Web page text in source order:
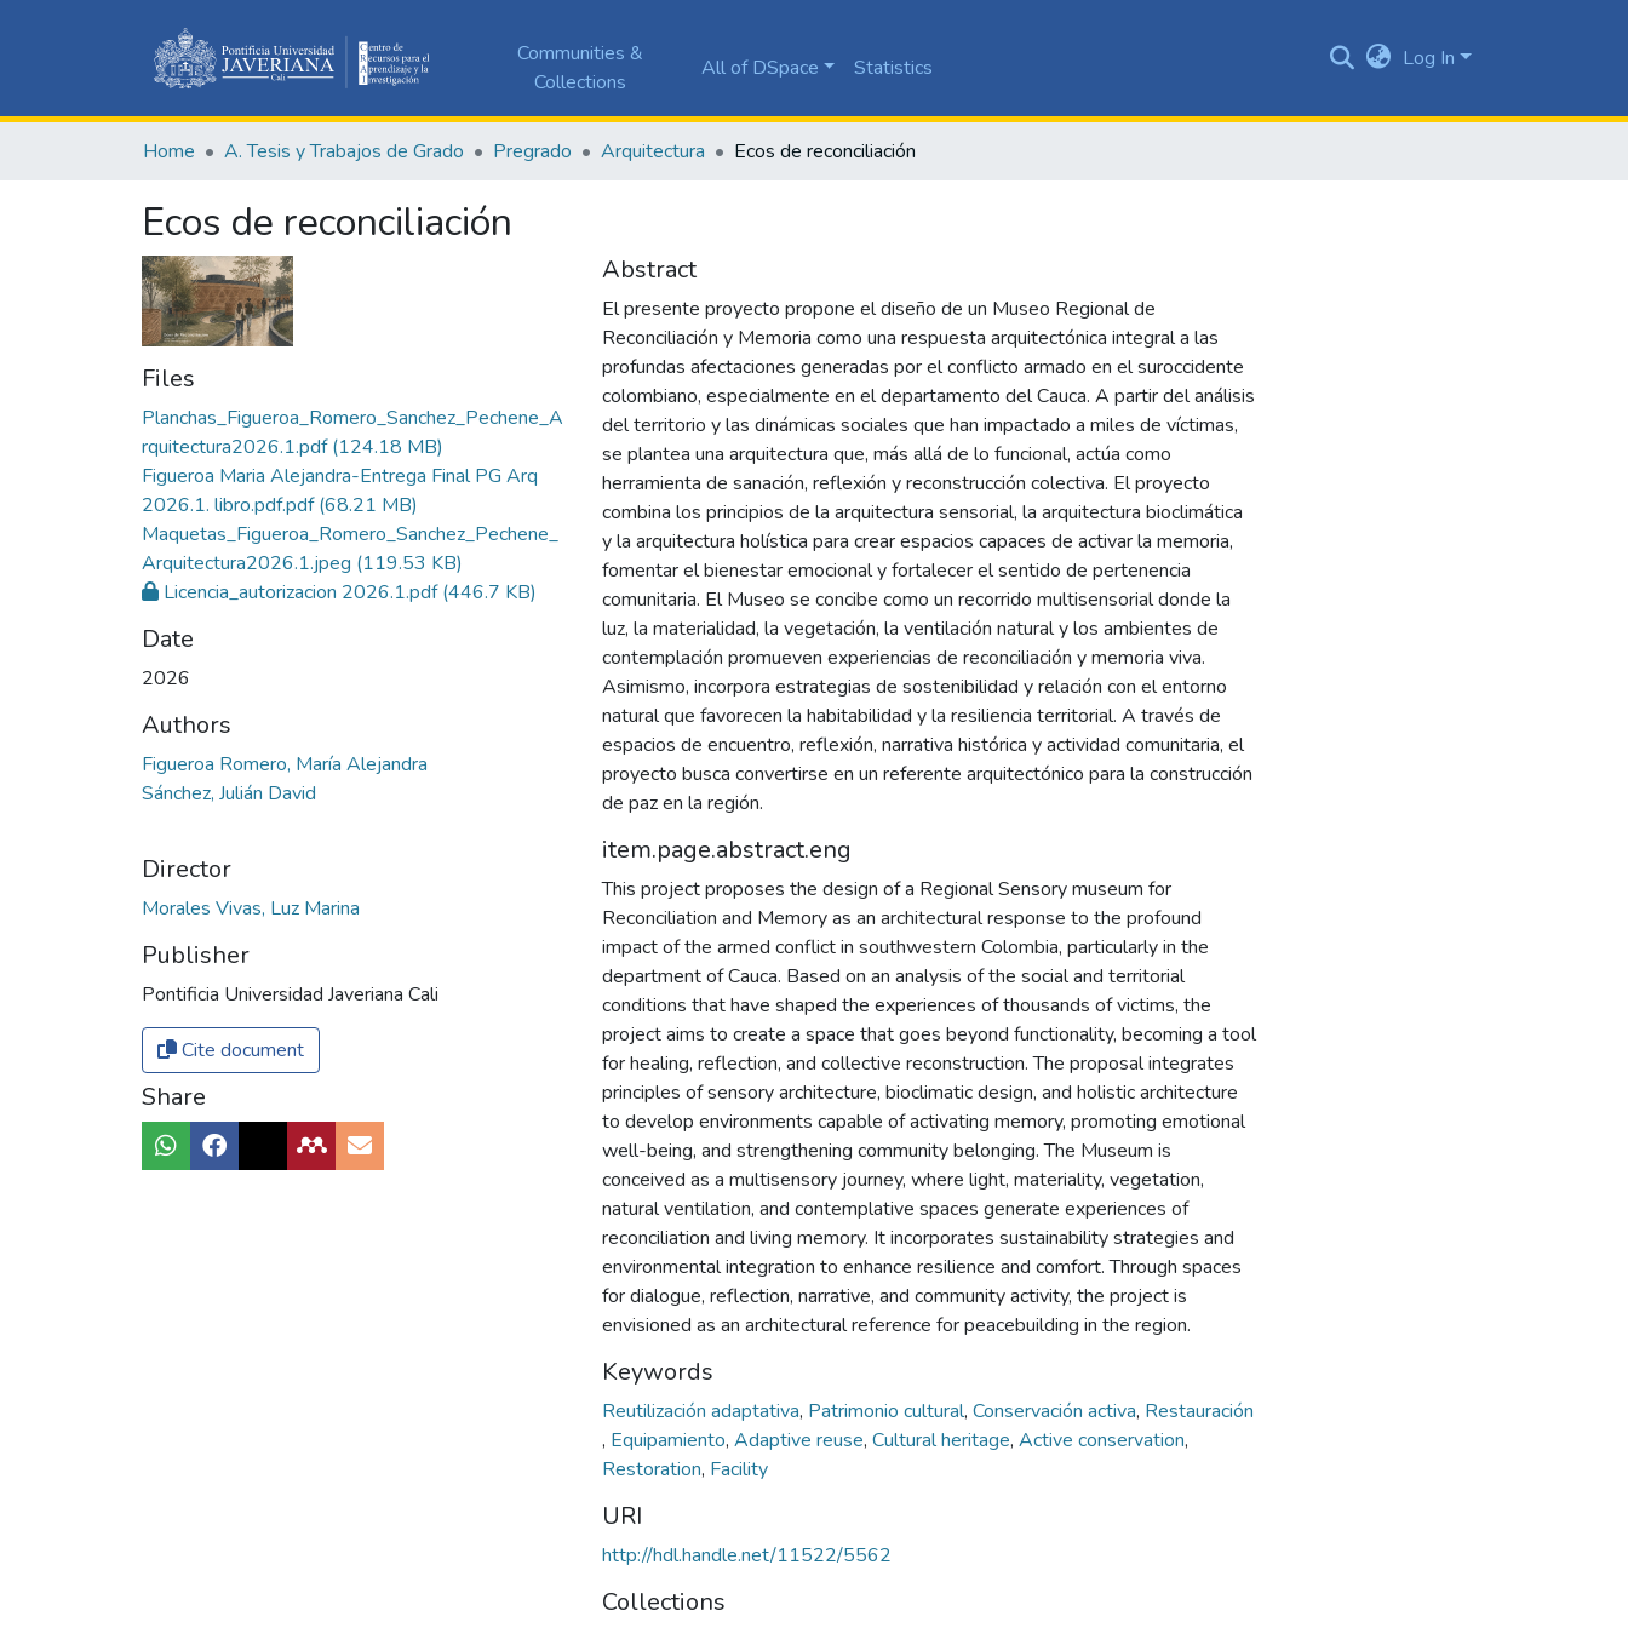
Communities &
Collections
All of DSpace Statistics Log In
Home A. Tesis y Trabajos de Grado Pregrado Arquitectura Ecos de reconciliación
Ecos de reconciliación
Files
Planchas_Figueroa_Romero_Sanchez_Pechene_A
rquitectura2026.1.pdf(124.18 MB)
Figueroa Maria Alejandra-Entrega Final PG Arq
2026.1. libro.pdf.pdf(68.21 MB)
Maquetas_Figueroa_Romero_Sanchez_Pechene_
Arquitectura2026.1.jpeg (119.53 KB)
Licencia_autorizacion 2026.1.pdf(446.7 KB)
Date
2026
Authors
Figueroa Romero, María Alejandra
Sánchez, Julián David
Director
Morales Vivas, Luz Marina
Publisher
Pontificia Universidad Javeriana Cali
Cite document
Share
Abstract
El presente proyecto propone el diseño de un Museo Regional de
Reconciliación y Memoria como una respuesta arquitectónica integral a las
profundas afectaciones generadas por el conflicto armado en el suroccidente
colombiano, especialmente en el departamento del Cauca. A partir del análisis
del territorio y las dinámicas sociales que han impactado a miles de víctimas,
se plantea una arquitectura que, más allá de lo funcional, actúa como
herramienta de sanación, reflexión y reconstrucción colectiva. El proyecto
combina los principios de la arquitectura sensorial, la arquitectura bioclimática
y la arquitectura holística para crear espacios capaces de activar la memoria,
fomentar el bienestar emocional y fortalecer el sentido de pertenencia
comunitaria. El Museo se concibe como un recorrido multisensorial donde la
luz, la materialidad, la vegetación, la ventilación natural y los ambientes de
contemplación promueven experiencias de reconciliación y memoria viva.
Asimismo, incorpora estrategias de sostenibilidad y relación con el entorno
natural que favorecen la habitabilidad y la resiliencia territorial. A través de
espacios de encuentro, reflexión, narrativa histórica y actividad comunitaria, el
proyecto busca convertirse en un referente arquitectónico para la construcción
de paz en la región.
item.page.abstract.eng
This project proposes the design of a Regional Sensory museum for
Reconciliation and Memory as an architectural response to the profound
impact of the armed conflict in southwestern Colombia, particularly in the
department of Cauca. Based on an analysis of the social and territorial
conditions that have shaped the experiences of thousands of victims, the
project aims to create a space that goes beyond functionality, becoming a tool
for healing, reflection, and collective reconstruction. The proposal integrates
principles of sensory architecture, bioclimatic design, and holistic architecture
to develop environments capable of activating memory, promoting emotional
well-being, and strengthening community belonging. The Museum is
conceived as a multisensory journey, where light, materiality, vegetation,
natural ventilation, and contemplative spaces generate experiences of
reconciliation and living memory. It incorporates sustainability strategies and
environmental integration to enhance resilience and comfort. Through spaces
for dialogue, reflection, narrative, and community activity, the project is
envisioned as an architectural reference for peacebuilding in the region.
Keywords
Reutilización adaptativa, Patrimonio cultural, Conservación activa, Restauración
, Equipamiento, Adaptive reuse, Cultural heritage, Active conservation,
Restoration, Facility
URI
http://hdl.handle.net/11522/5562
Collections